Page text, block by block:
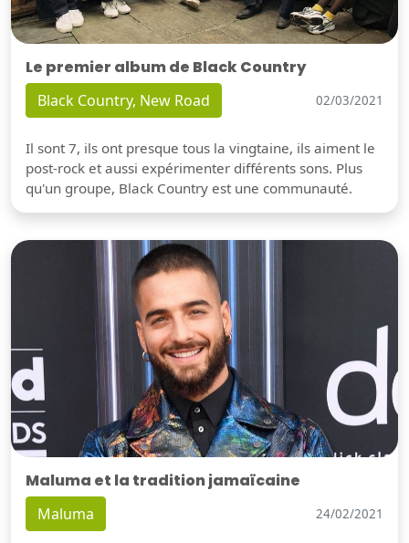
Le premier album de Black Country
Black Country, New Road 02/03/2021
Il sont 7, ils ont presque tous la vingtaine, ils aiment le
post-rock et aussi expérimenter différents sons. Plus
qu'un groupe, Black Country est une communauté.
Maluma et la tradition jamaïcaine
Maluma 24/02/2021